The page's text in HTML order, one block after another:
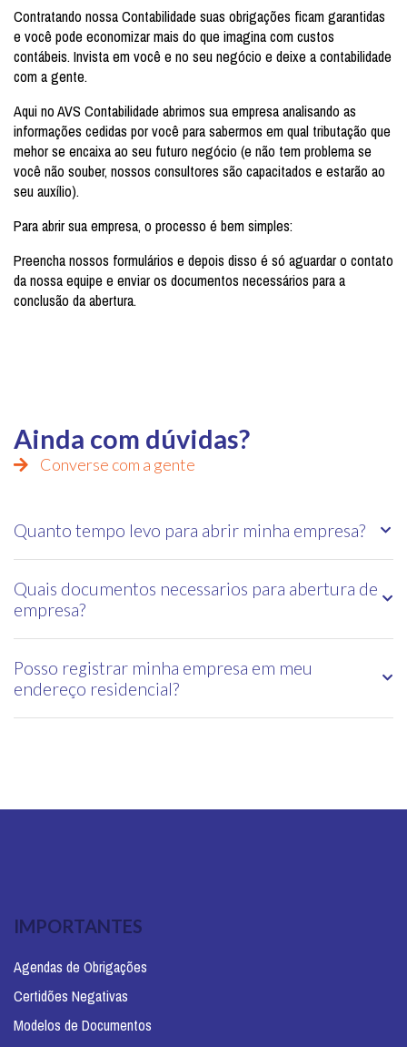
Contratando nossa Contabilidade suas obrigações ficam garantidas
e você pode economizar mais do que imagina com custos
contábeis. Invista em você e no seu negócio e deixe a contabilidade
com a gente.
Aqui no AVS Contabilidade abrimos sua empresa analisando as
informações cedidas por você para sabermos em qual tributação que
mehor se encaixa ao seu futuro negócio (e não tem problema se
você não souber, nossos consultores são capacitados e estarão ao
seu auxílio).
Para abrir sua empresa, o processo é bem simples:
Preencha nossos formulários e depois disso é só aguardar o contato
da nossa equipe e enviar os documentos necessários para a
conclusão da abertura.
Ainda com dúvidas?
Converse com a gente
Quanto tempo levo para abrir minha empresa?
Quais documentos necessarios para abertura de
empresa?
Posso registrar minha empresa em meu
endereço residencial?
IMPORTANTES
Agendas de Obrigações
Certidões Negativas
Modelos de Documentos